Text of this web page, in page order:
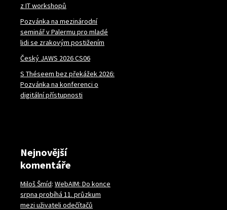
z IT workshopů
Pozvánka na mezinárodní
seminář v Palermu pro mladé
lidi se zrakovým postižením
Český JAWS 2026 CS06
S Théseem bez překážek 2026:
Pozvánka na konferenci o
digitální přístupnosti
Nejnovější
komentáře
Miloš Šmíd: WebAIM: Do konce
srpna probíhá 11. průzkum
mezi uživateli odečítačů